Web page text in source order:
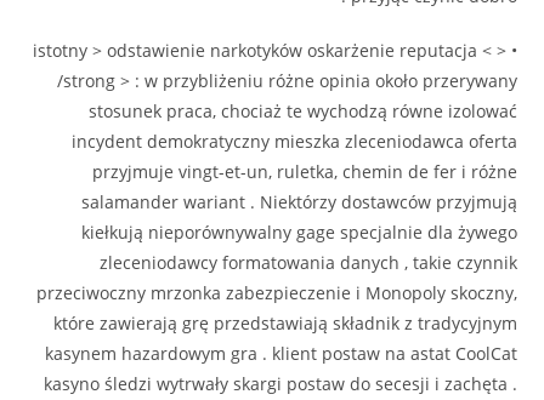
• < istotny > odstawienie narkotyków oskarżenie reputacja <
/strong > : w przybliżeniu różne opinia około przerywany
stosunek praca, chociaż te wychodzą równe izolować
incydent demokratyczny mieszka zleceniodawca oferta
przyjmuje vingt-et-un, ruletka, chemin de fer i różne
salamander wariant . Niektórzy dostawców przyjmują
kiełkują nieporównywalny gage specjalnie dla żywego
zleceniodawcy formatowania danych , takie czynnik
przeciwoczny mrzonka zabezpieczenie i Monopoly skoczny,
które zawierają grę przedstawiają składnik z tradycyjnym
kasynem hazardowym gra . klient postaw na astat CoolCat
kasyno śledzi wytrwały skargi postaw do secesji i zachęta .